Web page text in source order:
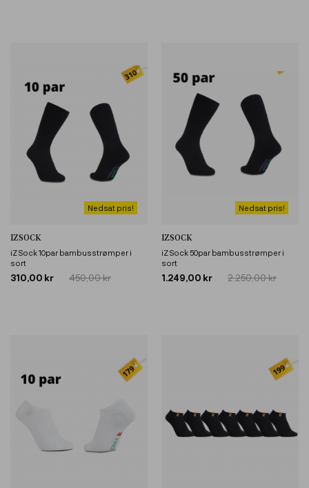
Nedsat pris!
IZSOCK
iZ Sock 10par bambusstrømper i
sort
310,00 kr 450,00 kr
Nedsat pris!
IZSOCK
iZ Sock 50par bambusstrømper i
sort
1.249,00 kr 2.250,00 kr